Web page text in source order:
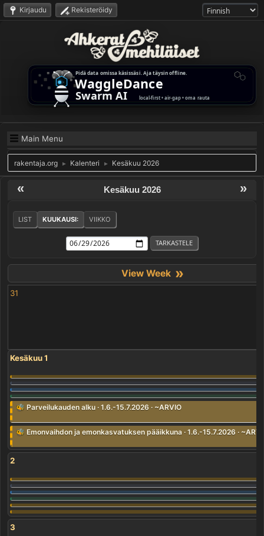
Kirjaudu Rekisteröidy
Main Menu
rakentaja.org ► Kalenteri ► Kesäkuu 2026
« »
Kesäkuu 2026
LIST KUUKAUSI: VIIKKO
»
31
Kesäkuu 1
🐝 Parveilukauden alku · 1.6.-15.7.2026 · ~ARVIO
🐝 Emonvaihdon ja emonkasvatuksen pääikkuna · 1.6.-15.7.2026 ·
2
3